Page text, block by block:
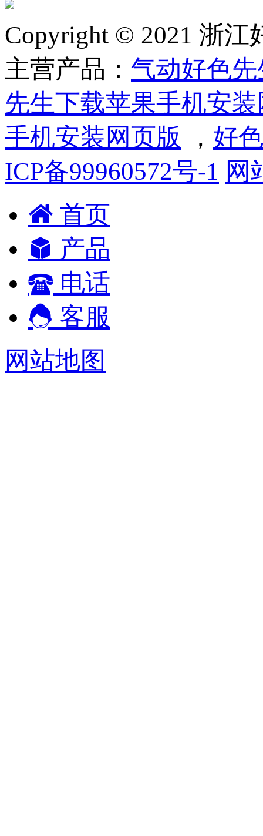
Copyright © 2021 浙
主营产品： 气动好色
先生下载苹果手机安
手机安装网页版
， 好
ICP备99960572号-1 网
首页
产品
电话
客服
网站地图